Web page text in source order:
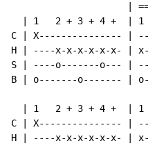
|
| 1   2 + 3 + 4 +  |
C | X--------------- |
H | ----x-x-x-x-x-x- |
S | ----o-------o--- |
B | o-------o------- |
| 1   2 + 3 + 4 +  | 1
C | X--------------- |
H | ----x-x-x-x-x-x- | x-